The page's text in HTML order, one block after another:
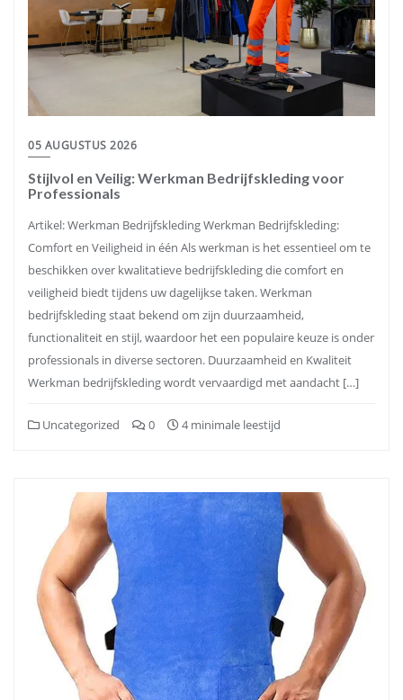
05 AUGUSTUS 2026
Stijlvol en Veilig: Werkman Bedrijfskleding voor
Professionals
Artikel: Werkman Bedrijfskleding Werkman Bedrijfskleding:
Comfort en Veiligheid in één Als werkman is het essentieel om te
beschikken over kwalitatieve bedrijfskleding die comfort en
veiligheid biedt tijdens uw dagelijkse taken. Werkman
bedrijfskleding staat bekend om zijn duurzaamheid,
functionaliteit en stijl, waardoor het een populaire keuze is onder
professionals in diverse sectoren. Duurzaamheid en Kwaliteit
Werkman bedrijfskleding wordt vervaardigd met aandacht […]
Uncategorized 0 4 minimale leestijd